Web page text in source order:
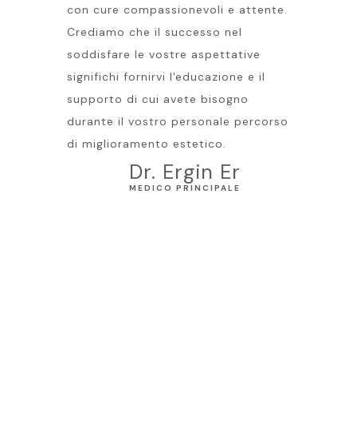
con cure compassionevoli e attente.
Crediamo che il successo nel
soddisfare le vostre aspettative
significhi fornirvi l'educazione e il
supporto di cui avete bisogno
durante il vostro personale percorso
di miglioramento estetico.
Dr. Ergin Er
MEDICO PRINCIPALE